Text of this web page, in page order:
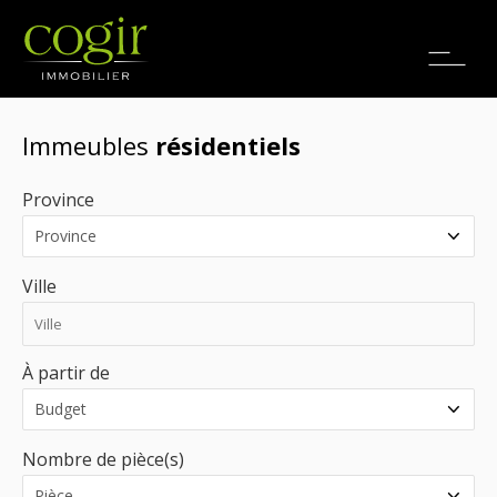
Emplois
Immeubles résidentiels
Province
Ville
À partir de
Nombre de pièce(s)